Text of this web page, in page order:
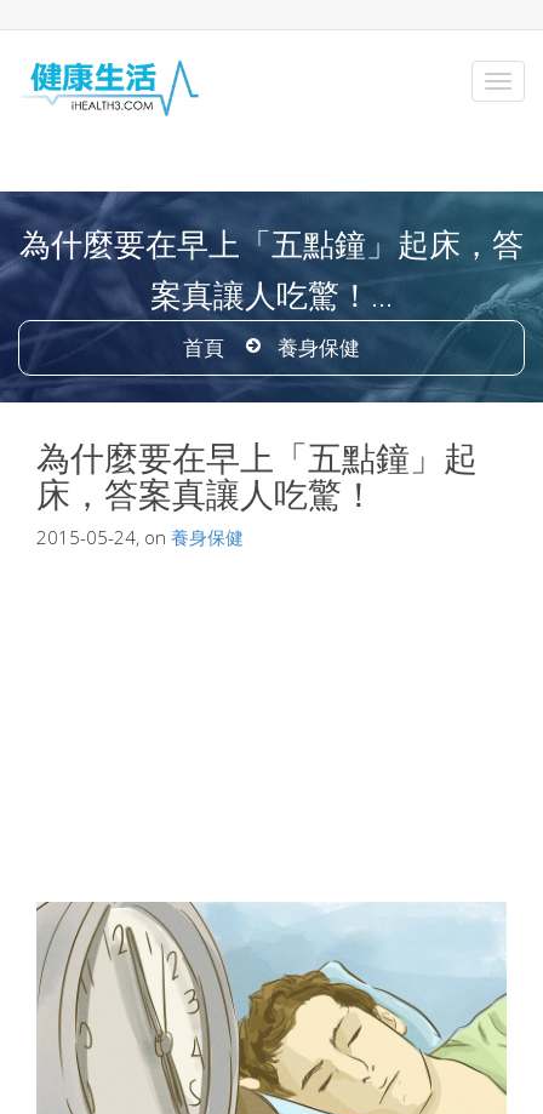
為什麼要在早上「五點鐘」起床，答
案真讓人吃驚！...
首頁 養身保健
為什麼要在早上「五點鐘」起
床，答案真讓人吃驚！
2015-05-24, on 養身保健